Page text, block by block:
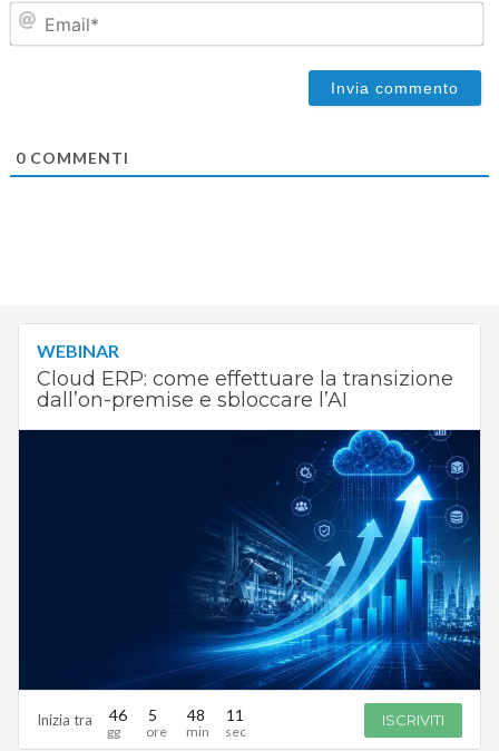
0COMMENTI
WEBINAR
Cloud ERP: come effettuare la transizione
dall’on-premise e sbloccare l’AI
Inizia tra 46 5 48 10 ISCRIVITI